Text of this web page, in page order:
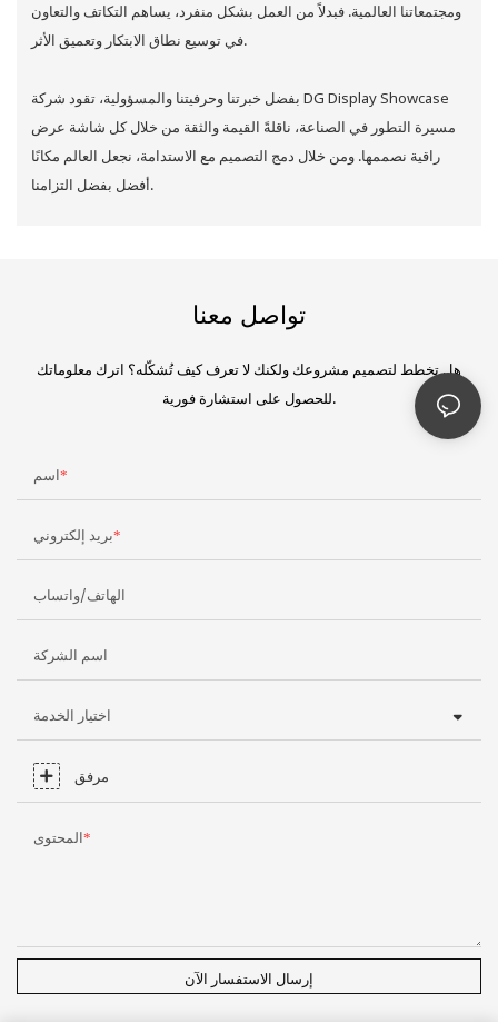
ومجتمعاتنا العالمية. فبدلاً من العمل بشكل منفرد، يساهم التكاتف والتعاون
في توسيع نطاق الابتكار وتعميق الأثر.
بفضل خبرتنا وحرفيتنا والمسؤولية، تقود شركة DG Display Showcase
مسيرة التطور في الصناعة، ناقلةً القيمة والثقة من خلال كل شاشة عرض
راقية نصممها. ومن خلال دمج التصميم مع الاستدامة، نجعل العالم مكانًا
أفضل بفضل التزامنا.
تواصل معنا
هل تخطط لتصميم مشروعك ولكنك لا تعرف كيف تُشكّله؟ اترك معلوماتك
للحصول على استشارة فورية.
اسم
بريد إلكتروني
الهاتف/واتساب
اسم الشركة
اختيار الخدمة
مرفق
المحتوى
إرسال الاستفسار الآن